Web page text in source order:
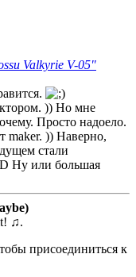
Valkyrie V-05"
)) Но мне
Просто надоело.
maker. )) Наверно,
стали
Ну или большая
♫.
присоединиться к